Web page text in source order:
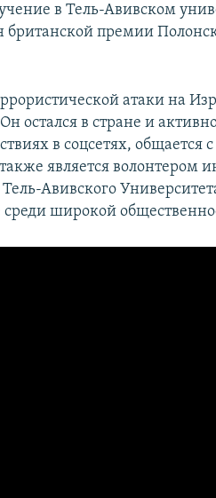
в Тель-Авивском
британской премии
атаки на
остался в стране и
в соцсетях, общается
является волонтером
Авивского
широкой